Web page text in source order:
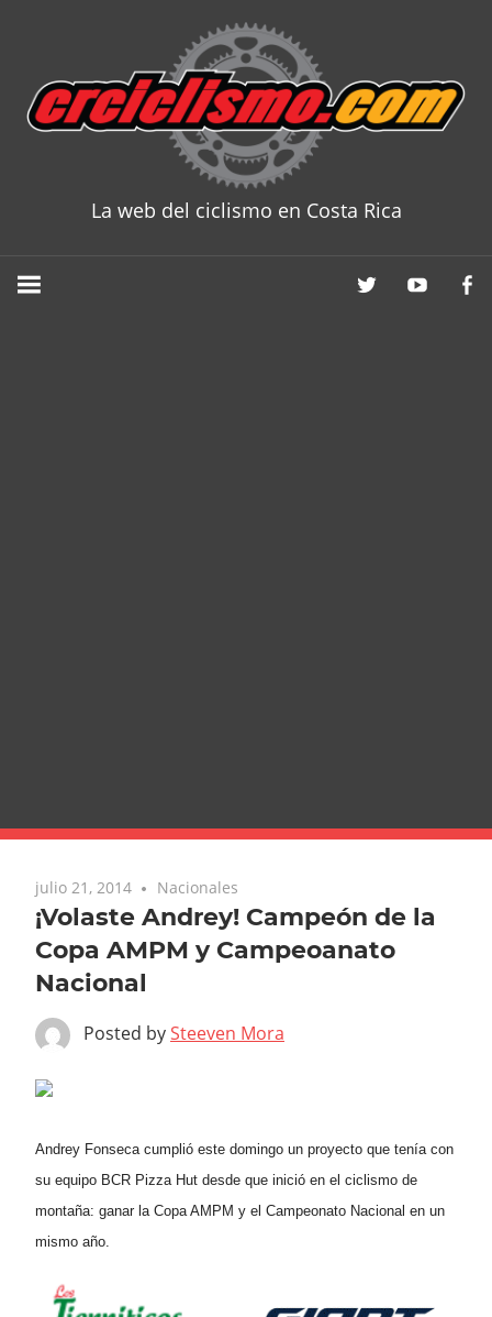
content
La web del ciclismo en Costa Rica
julio 21, 2014 Nacionales
¡Volaste Andrey! Campeón de la
Copa AMPM y Campeoanato
Nacional
Posted bySteeven Mora
Andrey Fonseca cumplió este domingo un proyecto que tenía con
su equipo BCR Pizza Hut desde que inició en el ciclismo de
montaña: ganar la Copa AMPM y el Campeonato Nacional en un
mismo año.